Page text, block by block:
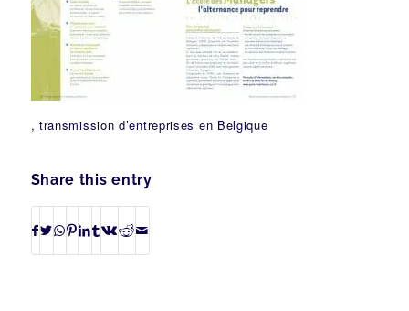
, transmission d’entreprises en Belgique
Share this entry